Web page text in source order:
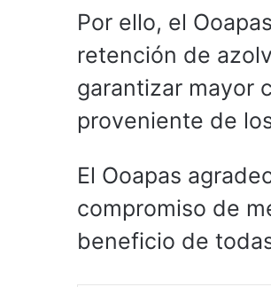
Por ello, el
retención de
garantizar mayor
proveniente de
El Ooapas
compromiso de
beneficio de